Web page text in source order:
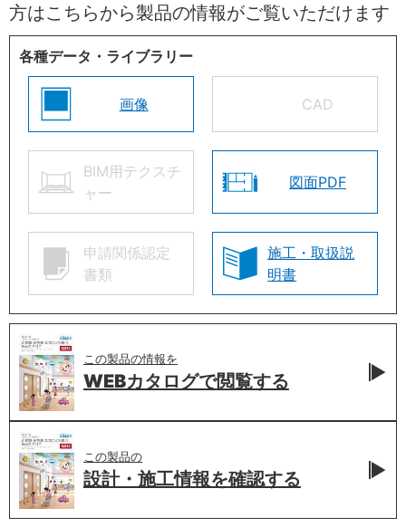
方はこちらから製品の情報がご覧いただけます
各種データ・ライブラリー
画像 CAD
BIM用テクスチ
ャー
図面PDF
申請関係認定
書類
施工・取扱説
明書
この製品の情報を
WEBカタログで閲覧する
この製品の
設計・施工情報を確認する